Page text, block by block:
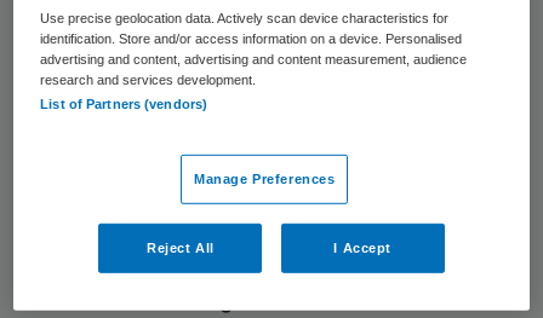
operatie zo nauwkeurig mogelijk kunnen
doen.
Deze werkwijze komt niet alleen de
kwaliteit ten goede, volgens Bergé leidt het
er ook toe dat patiënten minder lang in het
ziekenhuis hoeven te blijven om te
herstellen. De afdeling MKA behandelt veel
Use precise geolocation data. Actively scan device characteristics for
identification. Store and/or access information on a device. Personalised
advertising and content, advertising and content measurement, audience
research and services development.
List of Partners (vendors)
Manage Preferences
Reject All I Accept